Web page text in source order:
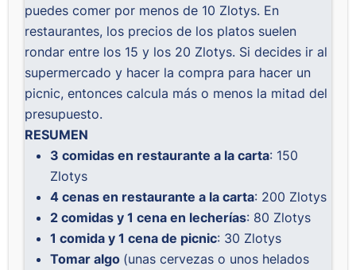
puedes comer por menos de 10 Zlotys. En
restaurantes, los precios de los platos suelen
rondar entre los 15 y los 20 Zlotys. Si decides ir al
supermercado y hacer la compra para hacer un
picnic, entonces calcula más o menos la mitad del
presupuesto.
RESUMEN
3 comidas en restaurante a la carta: 150
Zlotys
4 cenas en restaurante a la carta: 200 Zlotys
2 comidas y 1 cena en lecherías: 80 Zlotys
1 comida y 1 cena de picnic: 30 Zlotys
Tomar algo (unas cervezas o unos helados